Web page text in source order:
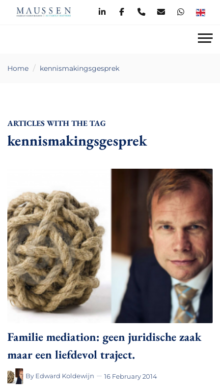
Home kennismakingsgesprek
ARTICLES WITH THE TAG
kennismakingsgesprek
Familie mediation: geen juridische zaak
maar een liefdevol traject.
By Edward Koldewijn 16 February 2014